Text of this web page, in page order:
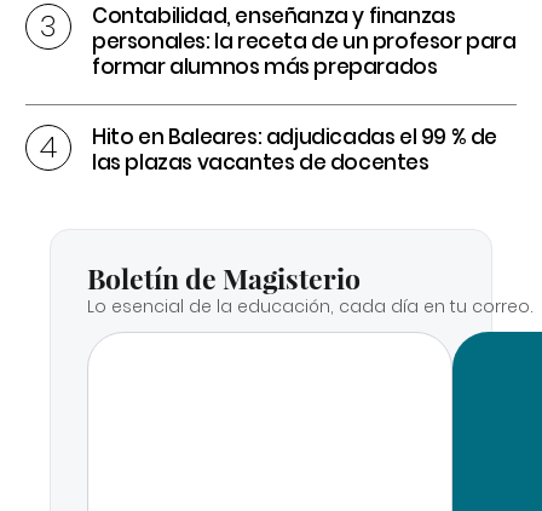
Contabilidad, enseñanza y finanzas
personales: la receta de un profesor para
formar alumnos más preparados
Hito en Baleares: adjudicadas el 99 % de
las plazas vacantes de docentes
Boletín de Magisterio
Lo esencial de la educación, cada día en tu correo.